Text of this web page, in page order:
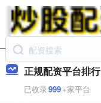
正规配资平台排行
已收录999+家平台